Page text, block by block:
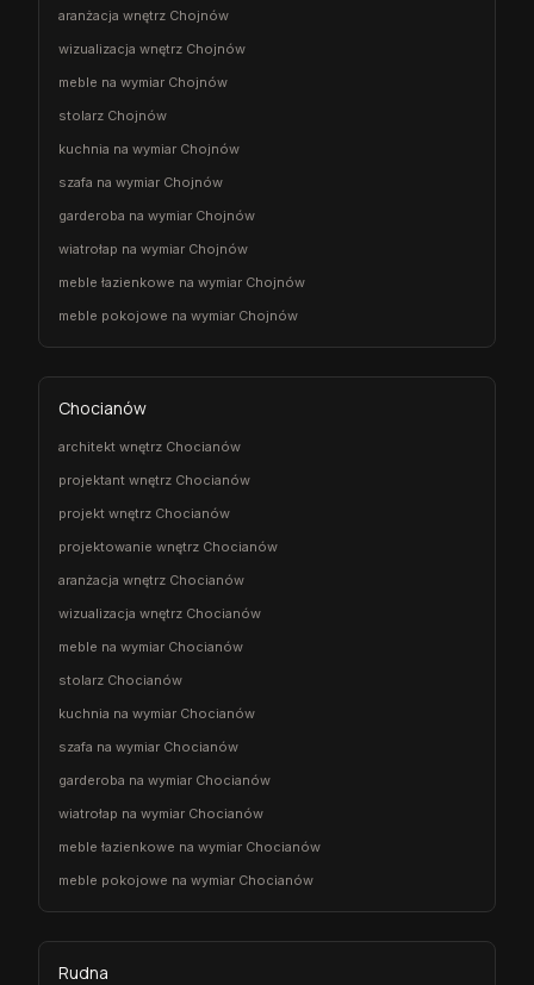
aranżacja wnętrz Chojnów
wizualizacja wnętrz Chojnów
meble na wymiar Chojnów
stolarz Chojnów
kuchnia na wymiar Chojnów
szafa na wymiar Chojnów
garderoba na wymiar Chojnów
wiatrołap na wymiar Chojnów
meble łazienkowe na wymiar Chojnów
meble pokojowe na wymiar Chojnów
Chocianów
architekt wnętrz Chocianów
projektant wnętrz Chocianów
projekt wnętrz Chocianów
projektowanie wnętrz Chocianów
aranżacja wnętrz Chocianów
wizualizacja wnętrz Chocianów
meble na wymiar Chocianów
stolarz Chocianów
kuchnia na wymiar Chocianów
szafa na wymiar Chocianów
garderoba na wymiar Chocianów
wiatrołap na wymiar Chocianów
meble łazienkowe na wymiar Chocianów
meble pokojowe na wymiar Chocianów
Rudna